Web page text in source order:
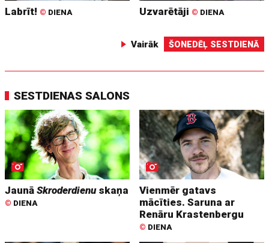
Labrīt! © DIENA Uzvarētāji © DIENA
Vairāk ŠONEDĒĻ SESTDIENĀ
SESTDIENAS SALONS
JaunāSkroderdienuskaņa
© DIENA
Vienmēr gatavs
mācīties. Saruna ar
Renāru Krastenbergu
© DIENA